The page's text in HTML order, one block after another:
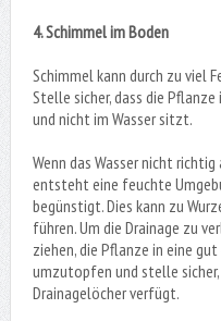
4. Schimmel im Boden
Schimmel kann durch zu viel
Stelle sicher, dass die
und nicht im Wasser sitzt.
Wenn das Wasser nicht
entsteht eine feuchte
begünstigt. Dies kann zu
führen. Um die Drainage zu
ziehen, die Pflanze in eine
umzutopfen und stelle
Drainagelöcher verfügt.